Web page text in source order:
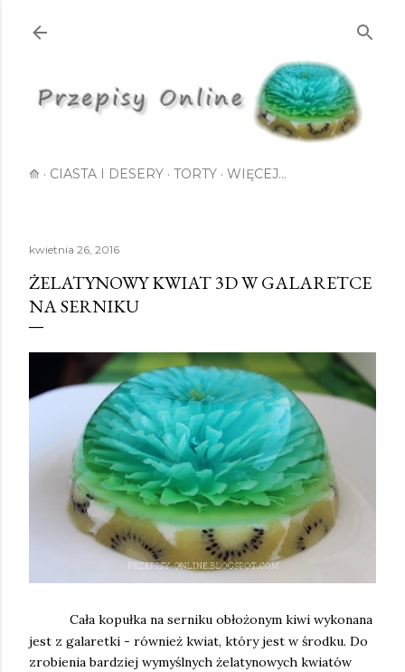
⟰ CIASTA I DESERY TORTY WIĘCEJ…
kwietnia 26, 2016
ŻELATYNOWY KWIAT 3D W GALARETCE
NA SERNIKU
Cała kopułka na serniku obłożonym kiwi wykonana
jest z galaretki - również kwiat, który jest w środku. Do
zrobienia bardziej wymyślnych żelatynowych kwiatów